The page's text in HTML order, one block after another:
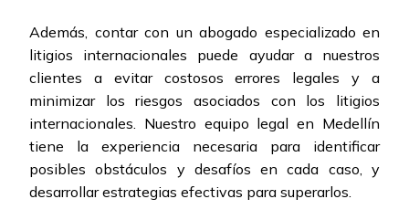
Además, contar con un abogado especializado en
litigios internacionales puede ayudar a nuestros
clientes a evitar costosos errores legales y a
minimizar los riesgos asociados con los litigios
internacionales. Nuestro equipo legal en Medellín
tiene la experiencia necesaria para identificar
posibles obstáculos y desafíos en cada caso, y
desarrollar estrategias efectivas para superarlos.